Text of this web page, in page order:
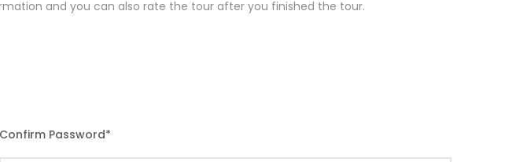
and you can also rate the tour after you finished the tour.
Confirm Password*